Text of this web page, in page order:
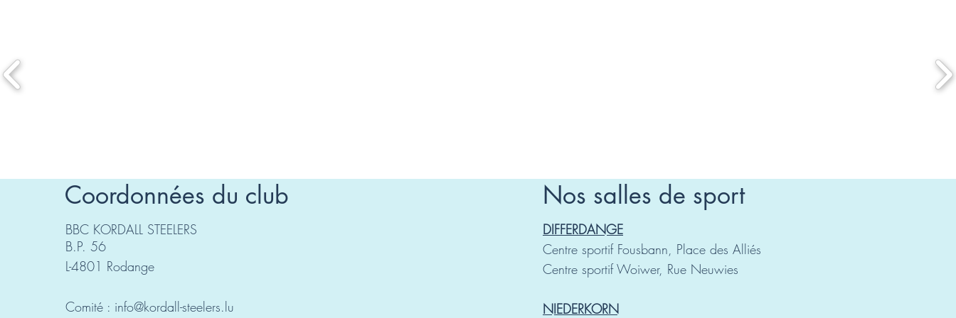
Coordonnées du club
BBC KORDALL STEELERS
B.P. 56
L-4801 Rodange
Comité : info@kordall-steelers.lu
Nos salles de sport
DIFFERDANGE
Centre sportif Fousbann, Place des Alliés
Centre sportif Woiwer, Rue Neuwies
NIEDERKORN